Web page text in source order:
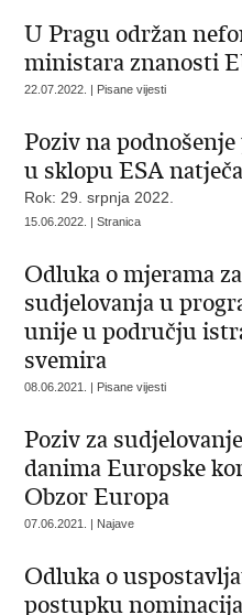
U Pragu održan
ministara znanosti
22.07.2022. | Pisane vijesti
Poziv na
u sklopu ESA
Rok: 29. srpnja 2022.
15.06.2022. | Stranica
Odluka o mjerama
sudjelovanja u
unije u području
svemira
08.06.2021. | Pisane vijesti
Poziv za
danima Europske
Obzor Europa
07.06.2021. | Najave
Odluka o
postupku